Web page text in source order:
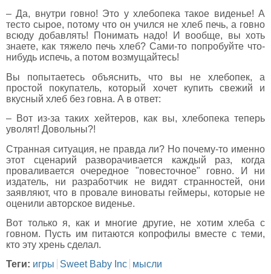
– Да, внутри говно! Это у хлебопека такое виденье! А
тесто сырое, потому что он учился не хлеб печь, а говно
всюду добавлять! Понимать надо! И вообще, вы хоть
знаете, как тяжело печь хлеб? Сами-то попробуйте что-
нибудь испечь, а потом возмущайтесь!
Вы попытаетесь объяснить, что вы не хлебопек, а
простой покупатель, который хочет купить свежий и
вкусный хлеб без говна. А в ответ:
– Вот из-за таких хейтеров, как вы, хлебопека теперь
уволят! Довольны?!
Странная ситуация, не правда ли? Но почему-то именно
этот сценарий разворачивается каждый раз, когда
проваливается очередное "повесточное" говно. И ни
издатель, ни разработчик не видят странностей, они
заявляют, что в провале виноваты геймеры, которые не
оценили авторское виденье.
Вот только я, как и многие другие, не хотим хлеба с
говном. Пусть им питаются копрофилы вместе с теми,
кто эту хрень сделал.
Теги: игры Sweet Baby Inc мысли